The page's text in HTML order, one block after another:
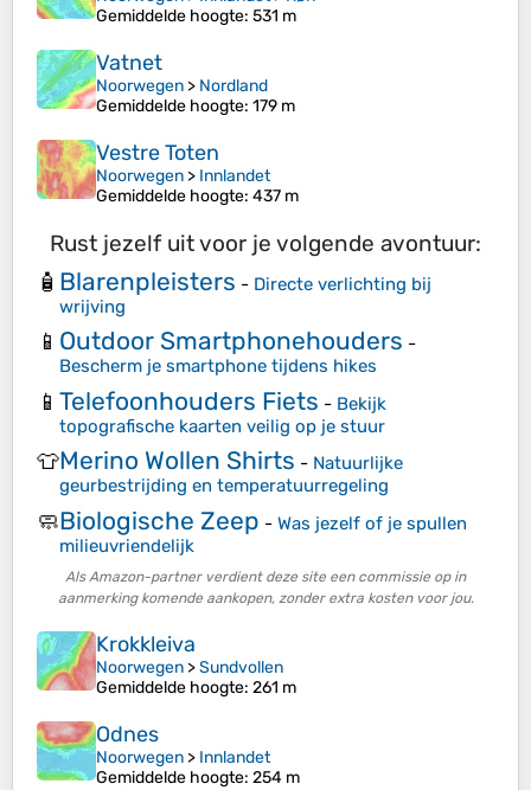
Gemiddelde hoogte: 531 m
Vatnet
Noorwegen > Nordland
Gemiddelde hoogte: 179 m
Vestre Toten
Noorwegen > Innlandet
Gemiddelde hoogte: 437 m
Rust jezelf uit voor je volgende avontuur:
🧴 Blarenpleisters - Directe verlichting bij
wrijving
📱 Outdoor Smartphonehouders -
Bescherm je smartphone tijdens hikes
📱 Telefoonhouders Fiets - Bekijk
topografische kaarten veilig op je stuur
👕Merino Wollen Shirts - Natuurlijke
geurbestrijding en temperatuurregeling
🧼Biologische Zeep - Was jezelf of je spullen
milieuvriendelijk
Als Amazon-partner verdient deze site een commissie op in
aanmerking komende aankopen, zonder extra kosten voor jou.
Krokkleiva
Noorwegen >Sundvollen
Gemiddelde hoogte: 261 m
Odnes
Noorwegen > Innlandet
Gemiddelde hoogte: 254 m